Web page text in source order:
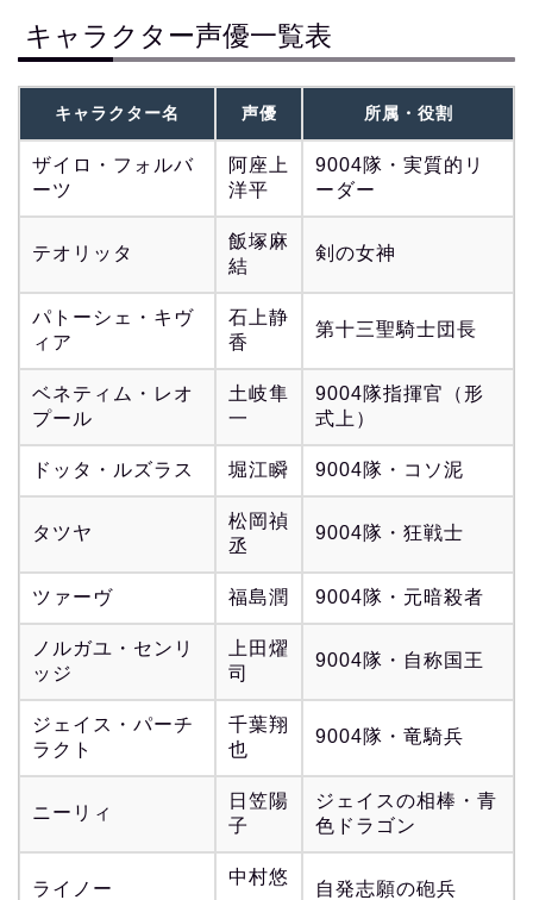
キャラクター声優一覧表
キャラクター名 声優 所属・役割
ザイロ・フォルバ
ーツ
阿座上
洋平
9004隊・実質的リ
ーダー
テオリッタ
飯塚麻
結
剣の女神
パトーシェ・キヴ
ィア
石上静
香
第十三聖騎士団長
ベネティム・レオ
プール
土岐隼
一
9004隊指揮官（形
式上）
ドッタ・ルズラス 堀江瞬 9004隊・コソ泥
タツヤ
松岡禎
丞
9004隊・狂戦士
ツァーヴ 福島潤 9004隊・元暗殺者
ノルガユ・センリ
ッジ
上田燿
司
9004隊・自称国王
ジェイス・パーチ
ラクト
千葉翔
也
9004隊・竜騎兵
ニーリィ
日笠陽
子
ジェイスの相棒・青
色ドラゴン
ライノー
中村悠
自発志願の砲兵